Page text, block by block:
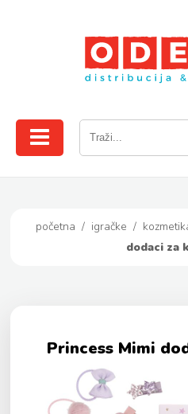
početna / igračke /
dodaci za
Princess Mimi